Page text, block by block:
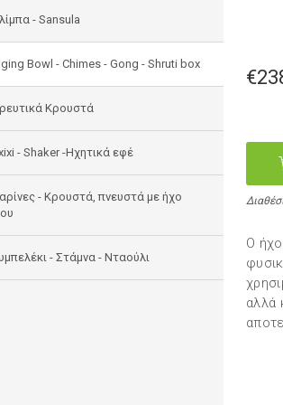
- Sansula
Bowl - Chimes - Gong - Shruti box
Κρουστά
- Shaker -Ηχητικά εφέ
- Κρουστά, πνευστά με ήχο
- Στάμνα - Νταούλι
Ο
αλλά